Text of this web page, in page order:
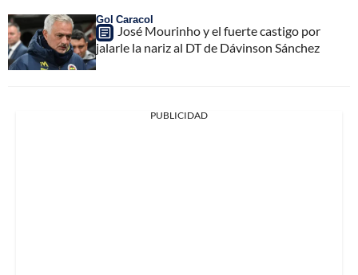
Gol Caracol
José Mourinho y el fuerte castigo por
jalarle la nariz al DT de Dávinson Sánchez
PUBLICIDAD